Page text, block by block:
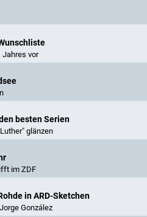
Jahres vor
besten Serien
glänzen
im ZDF
in ARD-Sketchen
González